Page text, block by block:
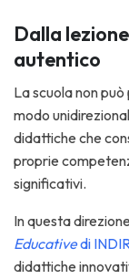
Dalla
autentico
La scuola non
modo
didattiche che
proprie
significativi.
In questa
Educativedi
didattiche